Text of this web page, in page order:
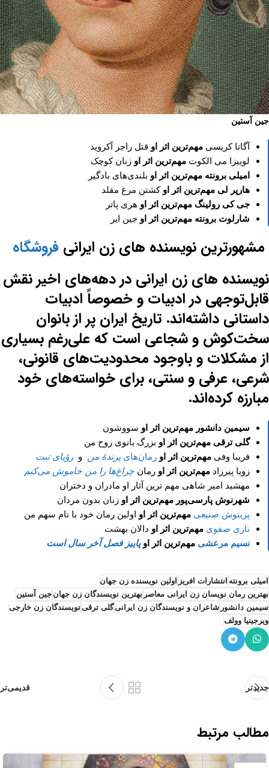
جین آستین
آگاتا کریسی مهم‌ترین اثر او قتل راجر آکروید
لوییزا می الکوت مهم‌ترین اثر او زنان کوچک
امیلی برونته مهم‌ترین اثر او بلندی‌های بادگیر
هارپر لی مهم‌ترین اثر او کشتن مرغ مقلد
جی کی رولینگ مهم‌ترین اثر او هری پاتر
شارلوت برونته مهم‌ترین اثر او جین ایر
مشهورترین نویسنده های زن ایرانی فروشگاه
نویسنده های زن ایرانی در دهه‌های اخیر نقش
قابل‌توجهی در ادبیات و خصوصاً ادبیات
داستانی داشته‌اند. تاریخ ایران پر از بانوان
سخت‌کوش و شجاعی است که علی‌رغم بسیاری
از مشکلات و باوجود محدودیت‌های قانونی،
شرعی، عرفی و سنتی، برای خواسته‌های خود
مبارزه کرده‌اند.
سیمین دانشور مهم‌ترین اثر او سووشون
گلی ترقی مهم‌ترین اثر او بزرگ بانوی روح من
فریبا وفی مهم‌ترین اثر او رمان‌های پرندهٔ من ورؤیای تبت
زویا پیرزاد مهم‌ترین اثر او رمان چراغ‌ها را من خاموش می‌کنم
مهشید امیر شاهی مهم ترین آثار او مادران و دختران
شهرنوش پارسی‌پور مهم‌ترین اثر او زنان بدون مردان
پرینوش صنیعی مهم‌ترین اثر او اولین رمان خود با نام سهم من
نازی صفوی مهم‌ترین اثر او دالان بهشت
نسیم مرعشی مهم‌ترین اثر اوپاییز فصل آخر سال است
امیلی برونته انتشارات افریز اولین نویسنده زن جهان
بهترین رمان نویسان زن ایرانی معاصر بهترین نویسندگان زن جهان جین آستین
سیمین دانشور شاعران و نویسندگان زن ایرانیگلی ترقینویسندگان زن خارجی
ویرجینیا وولف
جدیدتر قدیمی‌تر
مطالب مرتبط